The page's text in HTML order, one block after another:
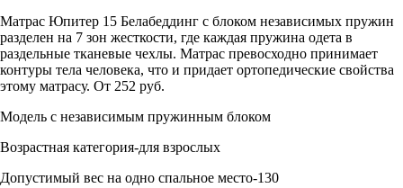
Матрас Юпитер 15 Белабеддинг с блоком независимых пружин
разделен на 7 зон жесткости, где каждая пружина одета в
раздельные тканевые чехлы. Матрас превосходно принимает
контуры тела человека, что и придает ортопедические свойства
этому матрасу. От 252 руб.
Модель с независимым пружинным блоком
Возрастная категория-для взрослых
Допустимый вес на одно спальное место-130